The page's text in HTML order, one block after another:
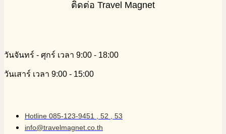
ติดต่อ Travel Magnet
วันจันทร์ - ศุกร์ เวลา 9:00 - 18:00
วันเสาร์ เวลา 9:00 - 15:00
Hotline 085-123-9451 , 52 , 53
info@travelmagnet.co.th